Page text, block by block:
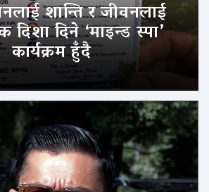
शान्ति र जीवनलाई
दिशा दिने ‘माइन्ड स्पा’
कार्यक्रम हुँदै